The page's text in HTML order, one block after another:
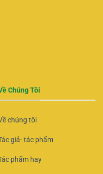
Chúng Tôi
chúng tôi
giả- tác phẩm
phẩm hay